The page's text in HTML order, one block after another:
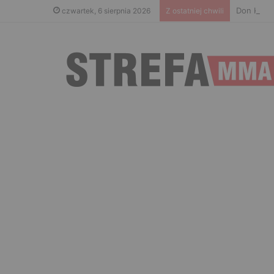
czwartek, 6 sierpnia 2026 Z ostatniej chwili Don